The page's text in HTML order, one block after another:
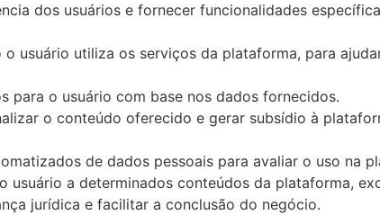
dos usuários e fornecer funcionalidades
usuário utiliza os serviços da plataforma, para
para o usuário com base nos dados fornecidos.
o conteúdo oferecido e gerar subsídio à
de dados pessoais para avaliar o uso na
usuário a determinados conteúdos da plataforma,
jurídica e facilitar a conclusão do negócio.